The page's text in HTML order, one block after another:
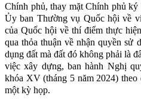
Chính phủ, thay mặt Chính phủ
Ủy ban Thường vụ Quốc hội về
của Quốc hội về thí điểm thực
qua thỏa thuận về nhận quyền sử
dụng đất mà đất đó không phải là
việc xây dựng, ban hành Nghị
khóa XV (tháng 5 năm 2024)
một kỳ họp.